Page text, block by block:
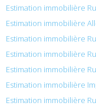
Estimation immobilière
Estimation immobilière
Estimation immobilière
Estimation immobilière
Estimation immobilière
Estimation immobilière
Estimation immobilière